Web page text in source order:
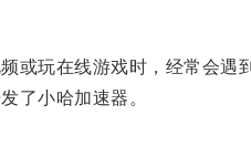
玩在线游戏时，经常会遇到
小哈加速器。